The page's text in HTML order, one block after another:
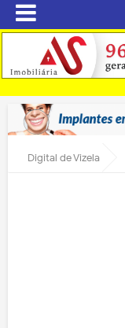
Digital de Vizela